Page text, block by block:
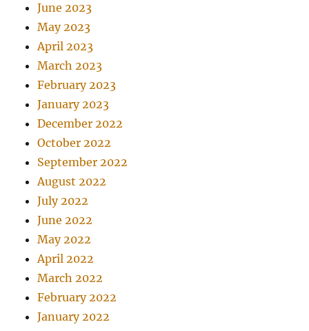
June 2023
May 2023
April 2023
March 2023
February 2023
January 2023
December 2022
October 2022
September 2022
August 2022
July 2022
June 2022
May 2022
April 2022
March 2022
February 2022
January 2022